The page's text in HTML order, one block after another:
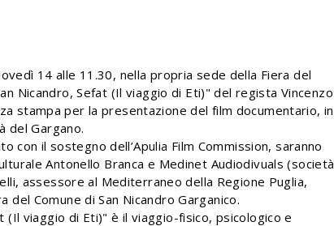
14 alle 11.30, nella propria sede della Fiera del
Nicandro, Sefat (Il viaggio di Eti)" del regista Vincenzo
stampa per la presentazione del film documentario, in
del Gargano.
con il sostegno dell’Apulia Film Commission, saranno
Antonello Branca e Medinet Audiodivuals (società
assessore al Mediterraneo della Regione Puglia,
del Comune di San Nicandro Garganico.
(Il viaggio di Eti)" è il viaggio-fisico, psicologico e